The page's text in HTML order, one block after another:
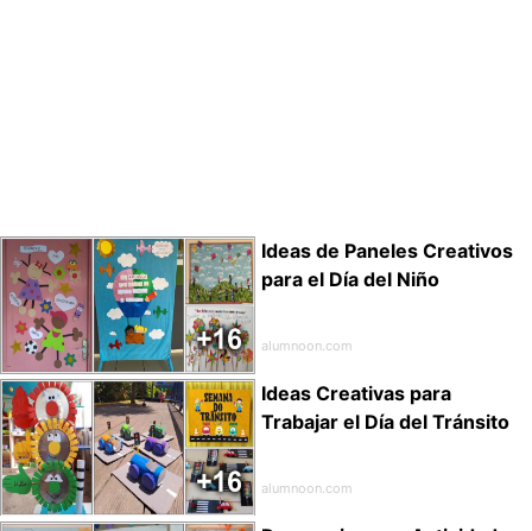
Ideas de Paneles Creativos
para el Día del Niño
alumnoon.com
Ideas Creativas para
Trabajar el Día del Tránsito
alumnoon.com